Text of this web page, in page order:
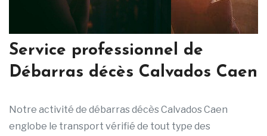
Service professionnel de
Débarras décès Calvados Caen
Notre activité de débarras décès Calvados Caen
englobe le transport vérifié de tout type des